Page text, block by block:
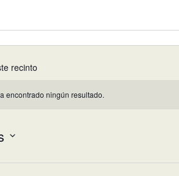
recinto
encontrado ningún resultado.